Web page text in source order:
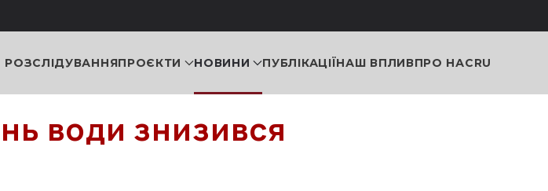
РОЗСЛІДУВАННЯПРОЄКТИ НОВИНИ ПУБЛІКАЦІЇНАШ ВПЛИВПРО НАСRU
води знизився